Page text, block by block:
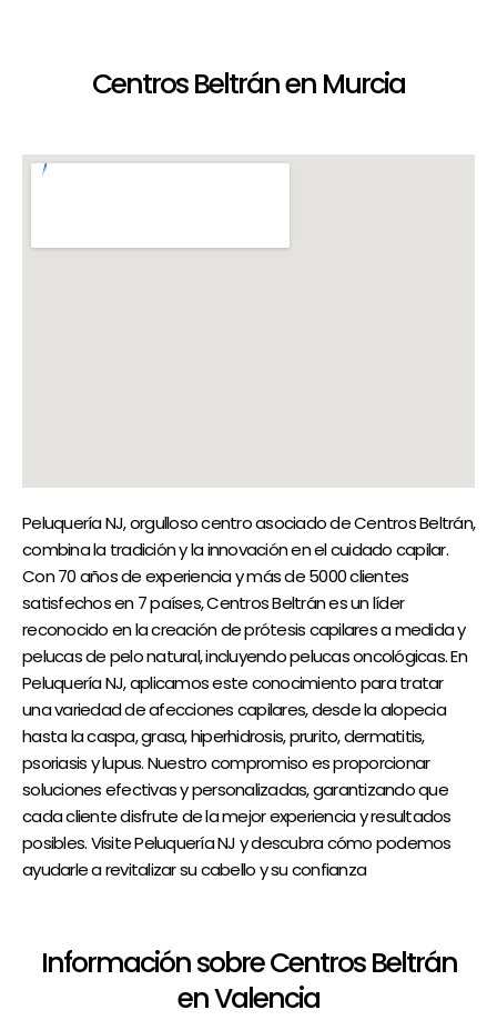
Centros Beltrán en Murcia
Peluquería NJ, orgulloso centro asociado de Centros Beltrán,
combina la tradición y la innovación en el cuidado capilar.
Con 70 años de experiencia y más de 5000 clientes
satisfechos en 7 países, Centros Beltrán es un líder
reconocido en la creación de prótesis capilares a medida y
pelucas de pelo natural, incluyendo pelucas oncológicas. En
Peluquería NJ, aplicamos este conocimiento para tratar
una variedad de afecciones capilares, desde la alopecia
hasta la caspa, grasa, hiperhidrosis, prurito, dermatitis,
psoriasis y lupus. Nuestro compromiso es proporcionar
soluciones efectivas y personalizadas, garantizando que
cada cliente disfrute de la mejor experiencia y resultados
posibles. Visite Peluquería NJ y descubra cómo podemos
ayudarle a revitalizar su cabello y su confianza
Información sobre Centros Beltrán
en Valencia